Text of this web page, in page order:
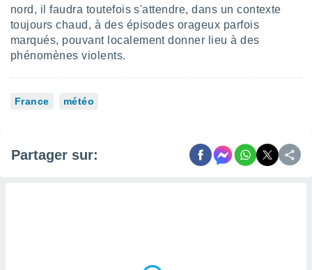
nord, il faudra toutefois s'attendre, dans un contexte
toujours chaud, à des épisodes orageux parfois
marqués, pouvant localement donner lieu à des
phénomènes violents.
France météo
Partager sur: